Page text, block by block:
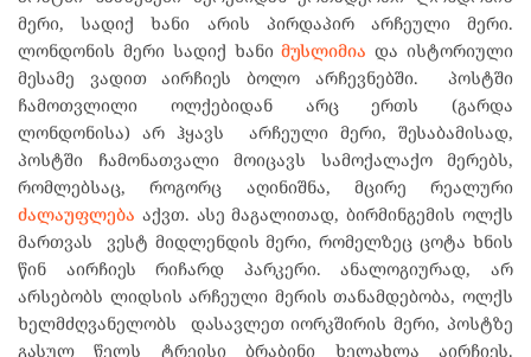
მერი, სადიქ ხანი არის პირდაპირ არჩეული მერი.
ლონდონის მერი სადიქ ხანიმუსლიმია და ისტორიული
მესამე ვადით აირჩიეს ბოლო არჩევნებში. პოსტში
ჩამოთვლილი ოლქებიდან არც ერთს (გარდა
ლონდონისა) არ ჰყავს არჩეული მერი, შესაბამისად,
პოსტში ჩამონათვალი მოიცავს სამოქალაქო მერებს,
რომლებსაც, როგორც აღინიშნა, მცირე რეალური
ძალაუფლება აქვთ. ასე მაგალითად, ბირმინგემის ოლქს
მართვას ვესტ მიდლენდის მერი, რომელზეც ცოტა ხნის
წინ აირჩიეს რიჩარდ პარკერი. ანალოგიურად, არ
არსებობს ლიდსის არჩეული მერის თანამდებობა, ოლქს
ხელმძღვანელობს დასავლეთ იორკშირის მერი, პოსტზე
გასულ წელს ტრეისი ბრაბინი ხელახლა აირჩიეს.